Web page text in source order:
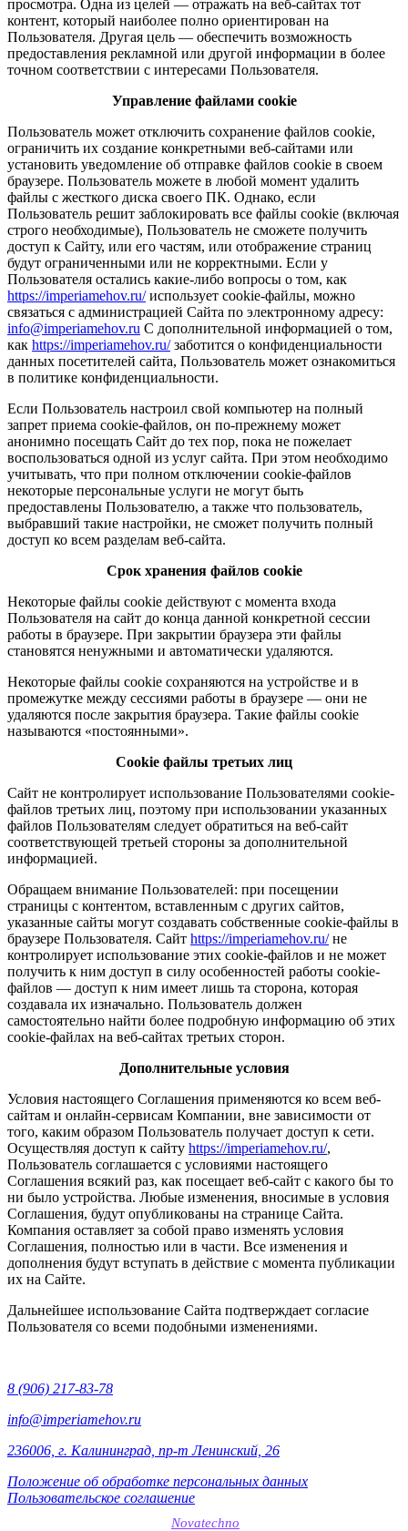
просмотра. Одна из целей — отражать на веб-сайтах тот
контент, который наиболее полно ориентирован на
Пользователя. Другая цель — обеспечить возможность
предоставления рекламной или другой информации в более
точном соответствии с интересами Пользователя.
Управление файлами cookie
Пользователь может отключить сохранение файлов cookie,
ограничить их создание конкретными веб-сайтами или
установить уведомление об отправке файлов cookie в своем
браузере. Пользователь можете в любой момент удалить
файлы с жесткого диска своего ПК. Однако, если
Пользователь решит заблокировать все файлы cookie (включая
строго необходимые), Пользователь не сможете получить
доступ к Сайту, или его частям, или отображение страниц
будут ограниченными или не корректными. Если у
Пользователя остались какие-либо вопросы о том, как
https://imperiamehov.ru/использует cookie-файлы, можно
связаться с администрацией Сайта по электронному адресу:
info@imperiamehov.ru C дополнительной информацией о том,
как https://imperiamehov.ru/заботится о конфиденциальности
данных посетителей сайта, Пользователь может ознакомиться
в политике конфиденциальности.
Если Пользователь настроил свой компьютер на полный
запрет приема cookie-файлов, он по-прежнему может
анонимно посещать Сайт до тех пор, пока не пожелает
воспользоваться одной из услуг сайта. При этом необходимо
учитывать, что при полном отключении cookie-файлов
некоторые персональные услуги не могут быть
предоставлены Пользователю, а также что пользователь,
выбравший такие настройки, не сможет получить полный
доступ ко всем разделам веб-сайта.
Срок хранения файлов cookie
Некоторые файлы cookie действуют с момента входа
Пользователя на сайт до конца данной конкретной сессии
работы в браузере. При закрытии браузера эти файлы
становятся ненужными и автоматически удаляются.
Некоторые файлы cookie сохраняются на устройстве и в
промежутке между сессиями работы в браузере — они не
удаляются после закрытия браузера. Такие файлы cookie
называются «постоянными».
Cookie файлы третьих лиц
Сайт не контролирует использование Пользователями cookie-
файлов третьих лиц, поэтому при использовании указанных
файлов Пользователям следует обратиться на веб-сайт
соответствующей третьей стороны за дополнительной
информацией.
Обращаем внимание Пользователей: при посещении
страницы с контентом, вставленным с других сайтов,
указанные сайты могут создавать собственные cookie-файлы в
браузере Пользователя. Сайт https://imperiamehov.ru/не
контролирует использование этих cookie-файлов и не может
получить к ним доступ в силу особенностей работы cookie-
файлов — доступ к ним имеет лишь та сторона, которая
создавала их изначально. Пользователь должен
самостоятельно найти более подробную информацию об этих
cookie-файлах на веб-сайтах третьих сторон.
Дополнительные условия
Условия настоящего Соглашения применяются ко всем веб-
сайтам и онлайн-сервисам Компании, вне зависимости от
того, каким образом Пользователь получает доступ к сети.
Осуществляя доступ к сайту https://imperiamehov.ru/,
Пользователь соглашается с условиями настоящего
Соглашения всякий раз, как посещает веб-сайт с какого бы то
ни было устройства. Любые изменения, вносимые в условия
Соглашения, будут опубликованы на странице Сайта.
Компания оставляет за собой право изменять условия
Соглашения, полностью или в части. Все изменения и
дополнения будут вступать в действие с момента публикации
их на Сайте.
Дальнейшее использование Сайта подтверждает согласие
Пользователя со всеми подобными изменениями.
8 (906) 217-83-78
info@imperiamehov.ru
236006, г. Калининград, пр-т Ленинский, 26
Положение об обработке персональных данных
Пользовательское соглашение
Novatechno